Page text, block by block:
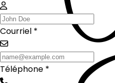
Courriel *
Téléphone *